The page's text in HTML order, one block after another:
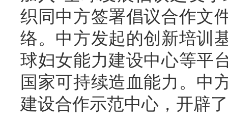
织同中方签署倡议合作文
络。中方发起的创新培训
球妇女能力建设中心等平
国家可持续造血能力。中
建设合作示范中心，开辟